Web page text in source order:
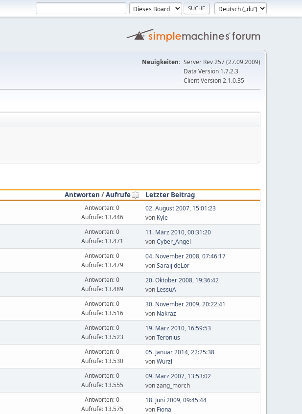
Neuigkeiten: Server Rev 257 (27.09.2009)
Data Version 1.7.2.3
Client Version 2.1.0.35
Antworten /Aufrufe
Letzter Beitrag
Antworten: 0
Aufrufe: 13.446
02. August 2007, 15:01:23
von Kyle
Antworten: 0
Aufrufe: 13.471
11. März 2010, 00:31:20
vonCyber_Angel
Antworten: 0
Aufrufe: 13.479
04. November 2008, 07:46:17
vonSaraij deLor
Antworten: 0
Aufrufe: 13.489
20. Oktober 2008, 19:36:42
von LessuA
Antworten: 0
Aufrufe: 13.516
30. November 2009, 20:22:41
von Nakraz
Antworten: 0
Aufrufe: 13.523
19. März 2010, 16:59:53
vonTeronius
Antworten: 0
Aufrufe: 13.530
05. Januar 2014, 22:25:38
vonWurzl
Antworten: 0
Aufrufe: 13.555
09. März 2007, 13:53:02
von zang_morch
Antworten: 0
Aufrufe: 13.575
18. Juni 2009, 09:45:44
von Fiona